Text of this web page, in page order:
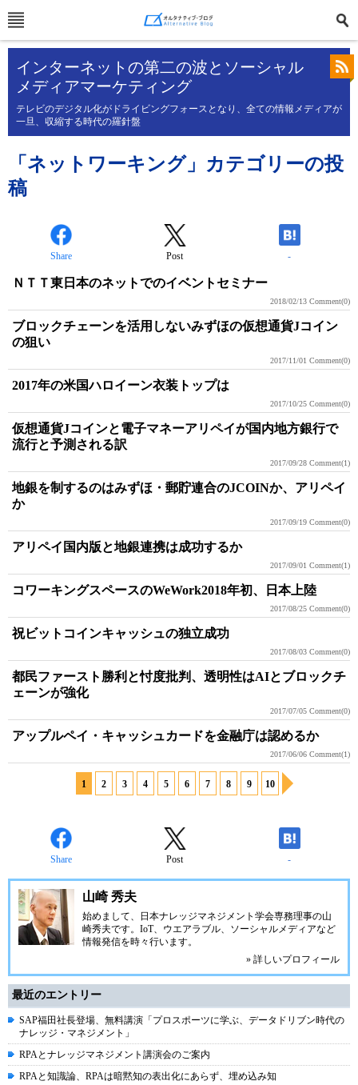
インターネットの第二の波とソーシャル
メディアマーケティング
テレビのデジタル化がドライビングフォースとなり、全ての情報メディアが
一旦、収縮する時代の羅針盤
「ネットワーキング」カテゴリーの投
稿
Share Post -
ＮＴＴ東日本のネットでのイベントセミナー
2018/02/13 Comment(0)
ブロックチェーンを活用しないみずほの仮想通貨Jコイン
の狙い
2017/11/01 Comment(0)
2017年の米国ハロイーン衣装トップは
2017/10/25 Comment(0)
仮想通貨Jコインと電子マネーアリペイが国内地方銀行で
流行と予測される訳
2017/09/28 Comment(1)
地銀を制するのはみずほ・郵貯連合のJCOINか、アリペイ
か
2017/09/19 Comment(0)
アリペイ国内版と地銀連携は成功するか
2017/09/01 Comment(1)
コワーキングスペースのWeWork2018年初、日本上陸
2017/08/25 Comment(0)
祝ビットコインキャッシュの独立成功
2017/08/03 Comment(0)
都民ファースト勝利と忖度批判、透明性はAIとブロックチ
ェーンが強化
2017/07/05 Comment(0)
アップルペイ・キャッシュカードを金融庁は認めるか
2017/06/06 Comment(1)
1 2 3 4 5 6 7 8 9 10
Share Post -
山崎 秀夫
始めまして、日本ナレッジマネジメント学会専務理事の山
崎秀夫です。IoT、ウエアラブル、ソーシャルメディアなど
情報発信を時々行います。
» 詳しいプロフィール
最近のエントリー
SAP福田社長登場、無料講演「プロスポーツに学ぶ、データドリブン時代の
ナレッジ・マネジメント」
RPAとナレッジマネジメント講演会のご案内
RPAと知識論、RPAは暗黙知の表出化にあらず、埋め込み知